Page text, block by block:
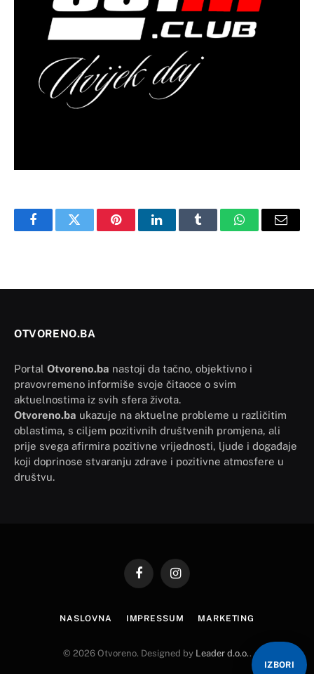
FacebookTwitter PinterestLinkedInTumblr WhatsAppEmail
OTVORENO.BA
Portal Otvoreno.ba nastoji da tačno, objektivno i
pravovremeno informiše svoje čitaoce o svim
aktuelnostima iz svih sfera života.
Otvoreno.ba ukazuje na aktuelne probleme u različitim
oblastima, s ciljem pozitivnih društvenih promjena, ali
prije svega afirmira pozitivne vrijednosti, ljude i događaje
koji doprinose stvaranju zdrave i pozitivne atmosfere u
društvu.
FacebookInstagram
NASLOVNA IMPRESSUM MARKETING
© 2026 Otvoreno. Designed by Leader d.o.o..
IZBORI